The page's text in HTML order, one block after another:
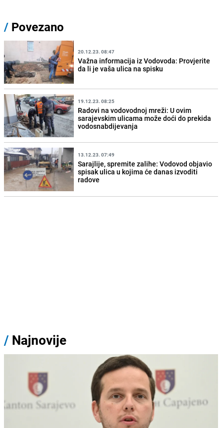
/ Povezano
20.12.23. 08:47
Važna informacija iz Vodovoda: Provjerite
da li je vaša ulica na spisku
19.12.23. 08:25
Radovi na vodovodnoj mreži: U ovim
sarajevskim ulicama može doći do prekida
vodosnabdijevanja
13.12.23. 07:49
Sarajlije, spremite zalihe: Vodovod objavio
spisak ulica u kojima će danas izvoditi
radove
/ Najnovije